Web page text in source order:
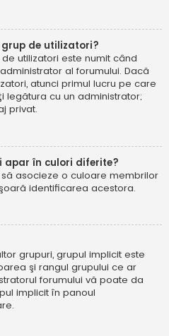
de utilizatori?
utilizatori este numit când
al forumului. Dacă
atunci primul lucru pe care
legătura cu un administrator;
privat.
apar în culori diferite?
asocieze o culoare membrilor
identificarea acestora.
grupuri, grupul implicit este
şi rangul grupului ce ar
forumului vă poate da
implicit în panoul